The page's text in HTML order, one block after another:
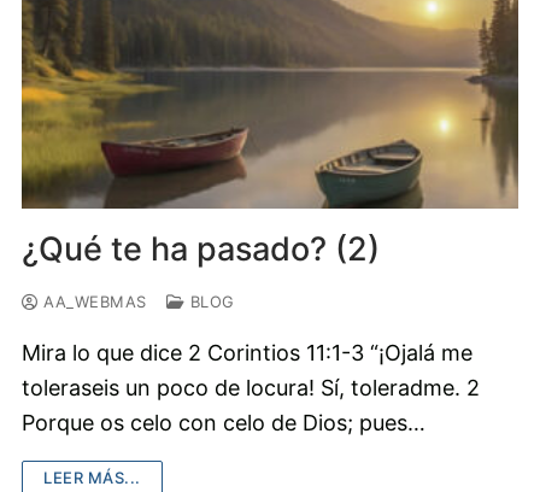
¿Qué te ha pasado? (2)
AA_WEBMAS BLOG
Mira lo que dice 2 Corintios 11:1-3 “¡Ojalá me
toleraseis un poco de locura! Sí, toleradme. 2
Porque os celo con celo de Dios; pues…
LEER MÁS...